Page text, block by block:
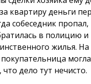
квартиру деньги
собеседник
в полицию
жилья.
дело тут нечисто.